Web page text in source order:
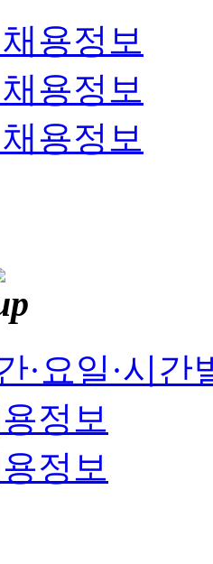
용정보
용정보
용정보
·요일·시간
정보
정보